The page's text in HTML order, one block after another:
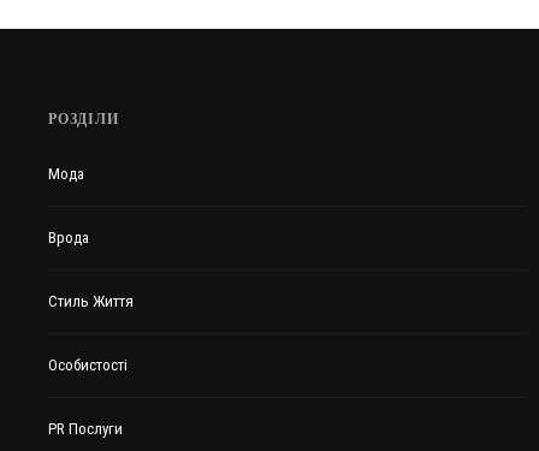
РОЗДІЛИ
Мода
Врода
Стиль Життя
Особистості
PR Послуги